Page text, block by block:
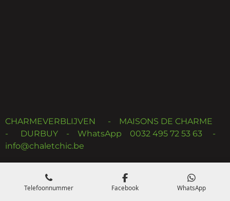
CHARMEVERBLIJVEN - MAISONS DE CHARME
- DURBUY - WhatsApp 0032 495 72 53 63 -
info@chaletchic.be
Telefoonnummer Facebook WhatsApp